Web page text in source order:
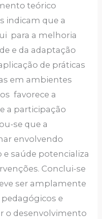
teórico
indicam que a
para a melhoria
e da adaptação
de práticas
em ambientes
favorece a
a participação
se que a
envolvendo
e saúde potencializa
Conclui-se
ser amplamente
e
o desenvolvimento